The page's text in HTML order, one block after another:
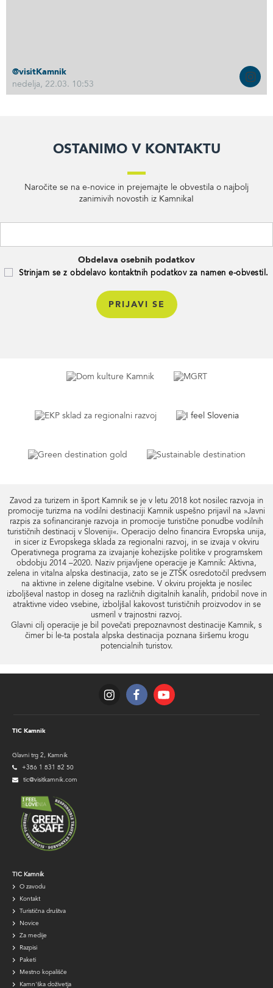
@visitKamnik
nedelja, 22.03. 10:53
Ostanimo v kontaktu
Naročite se na e-novice in prejemajte le obvestila o najbolj
zanimivih novostih iz Kamnika!
Obdelava osebnih podatkov
Strinjam se z obdelavo kontaktnih podatkov za namen e-obvestil.
Zavod za turizem in šport Kamnik se je v letu 2018 kot nosilec razvoja in
promocije turizma na vodilni destinaciji Kamnik uspešno prijavil na »Javni
razpis za sofinanciranje razvoja in promocije turistične ponudbe vodilnih
turističnih destinacij v Sloveniji«. Operacijo delno financira Evropska unija,
in sicer iz Evropskega sklada za regionalni razvoj, in se izvaja v okviru
Operativnega programa za izvajanje kohezijske politike v programskem
obdobju 2014 –2020. Naziv prijavljene operacije je Kamnik: Aktivna,
zelena in vitalna alpska destinacija, zato se je ZTŠK osredotočil predvsem
na aktivne in zelene digitalne vsebine. V okviru projekta je nosilec
izboljševal nastop in doseg na različnih digitalnih kanalih, pridobil nove in
atraktivne video vsebine, izboljšal kakovost turističnih proizvodov in se
usmeril v trajnostni razvoj.
Glavni cilj operacije je bil povečati prepoznavnost destinacije Kamnik, s
čimer bi le-ta postala alpska destinacija poznana širšemu krogu
potencialnih turistov.
TIC Kamnik
Glavni trg 2, Kamnik
+386 1 831 82 50
tic@visitkamnik.com
TIC
navigation
TIC Kamnik
O zavodu
Kontakt
Turistična društva
Novice
Za medije
Razpisi
Paketi
Mestno kopališče
Kamn'ška doživetja